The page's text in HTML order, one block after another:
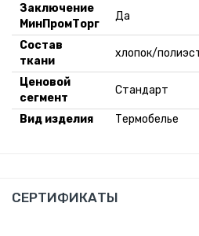
Заключение
МинПромТорг
Да
Состав
ткани
хлопок/
Ценовой
сегмент
Стандарт
Вид изделия Термобелье
СЕРТИФИКАТЫ